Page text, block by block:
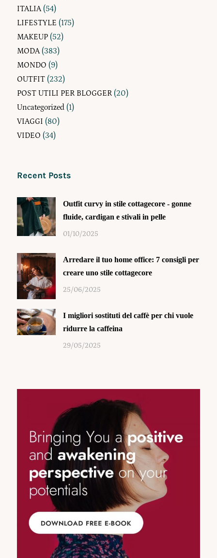
ITALIA(54)
LIFESTYLE (175)
MAKEUP (52)
MODA(383)
MONDO (9)
OUTFIT (232)
POST UTILI PER BLOGGER (20)
Uncategorized (1)
VIAGGI (80)
VIDEO (34)
Recent Posts
Outfit curvy in stile cottagecore - gonne
fluide, cardigan e stivali in pelle
01/10/2025
Arredare il tuo home office: 7 consigli per
creare uno stile cottagecore
25/06/2025
I migliori sostituti del caffè per chi vuole
ridurre la caffeina
29/05/2025